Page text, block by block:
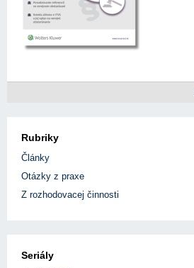
Rubriky
Články
Otázky z praxe
Z rozhodovacej činnosti
Seriály